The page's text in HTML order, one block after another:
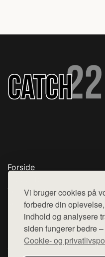
Vi bruger cookies på
forbedre din
indhold og analysere
siden fungerer bedre
Cookie- og
Forside
Top Rabatter
Kontakt